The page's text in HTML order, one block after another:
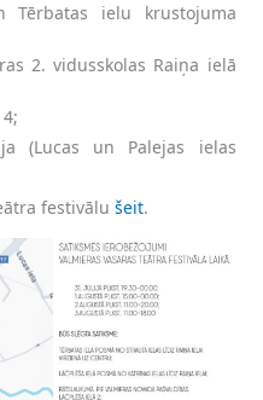
Tērbatas ielu krustojuma
2. vidusskolas Raiņa ielā
(Lucas un Palejas ielas
festivālušeit.